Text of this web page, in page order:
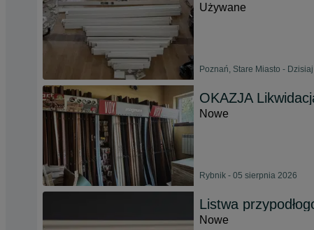
Używane
Poznań, Stare Miasto -
OKAZJA
Nowe
Rybnik - 05 sierpnia 2026
Listwa
Nowe